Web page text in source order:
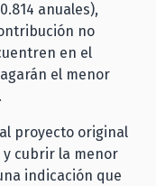
anuales),
no
en el
el menor
proyecto original
y cubrir la menor
indicación que